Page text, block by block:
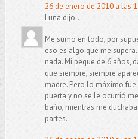
26 de enero de 2010 a las
Luna dijo...
Me sumo en todo, por
eso es algo que me
nada. Mi peque de 6 años,
que siempre, siempre
madre. Pero lo máximo
puerta y no se le ocurrió
baño, mientras me
partes.